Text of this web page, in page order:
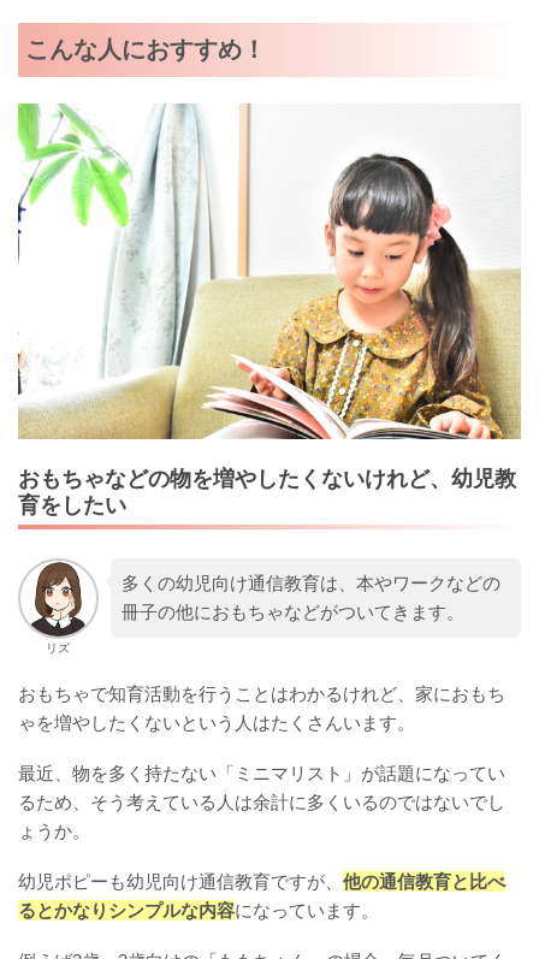
こんな人におすすめ！
おもちゃなどの物を増やしたくないけれど、幼児教
育をしたい
リズ
多くの幼児向け通信教育は、本やワークなどの
冊子の他におもちゃなどがついてきます。
おもちゃで知育活動を行うことはわかるけれど、家におもち
ゃを増やしたくないという人はたくさんいます。
最近、物を多く持たない「ミニマリスト」が話題になってい
るため、そう考えている人は余計に多くいるのではないでし
ょうか。
幼児ポピーも幼児向け通信教育ですが、 他の通信教育と比べ
るとかなりシンプルな内容になっています。